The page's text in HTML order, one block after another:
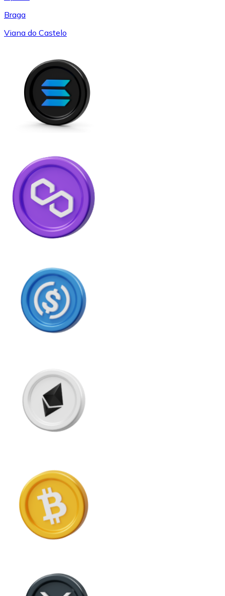
Braga
Viana do Castelo